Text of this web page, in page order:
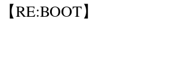
【RE:BOOT】